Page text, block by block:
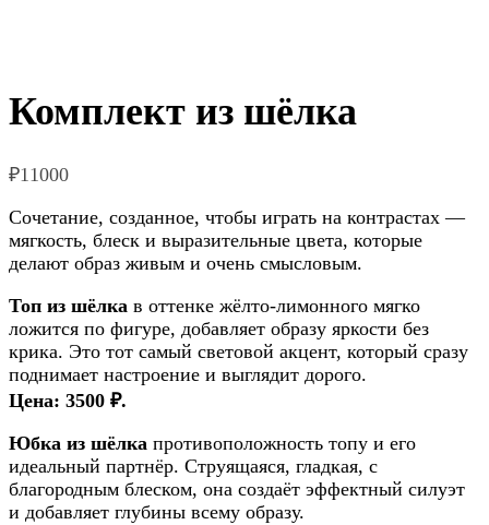
Комплект из шёлка
₽11000
Сочетание, созданное, чтобы играть на контрастах —
мягкость, блеск и выразительные цвета, которые
делают образ живым и очень смысловым.
Топ из шёлка в оттенке жёлто-лимонного мягко
ложится по фигуре, добавляет образу яркости без
крика. Это тот самый световой акцент, который сразу
поднимает настроение и выглядит дорого.
Цена: 3500 ₽.
Юбка из шёлка противоположность топу и его
идеальный партнёр. Струящаяся, гладкая, с
благородным блеском, она создаёт эффектный силуэт
и добавляет глубины всему образу.